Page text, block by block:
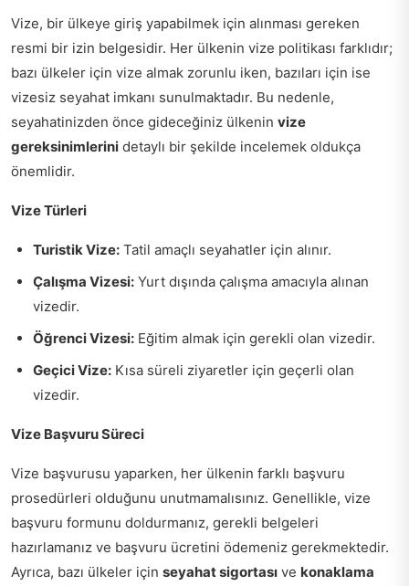
Vize, bir ülkeye giriş yapabilmek için alınması gereken
resmi bir izin belgesidir. Her ülkenin vize politikası farklıdır;
bazı ülkeler için vize almak zorunlu iken, bazıları için ise
vizesiz seyahat imkanı sunulmaktadır. Bu nedenle,
seyahatinizden önce gideceğiniz ülkenin vize
gereksinimlerini detaylı bir şekilde incelemek oldukça
önemlidir.
Vize Türleri
Turistik Vize: Tatil amaçlı seyahatler için alınır.
Çalışma Vizesi: Yurt dışında çalışma amacıyla alınan
vizedir.
Öğrenci Vizesi: Eğitim almak için gerekli olan vizedir.
Geçici Vize: Kısa süreli ziyaretler için geçerli olan
vizedir.
Vize Başvuru Süreci
Vize başvurusu yaparken, her ülkenin farklı başvuru
prosedürleri olduğunu unutmamalısınız. Genellikle, vize
başvuru formunu doldurmanız, gerekli belgeleri
hazırlamanız ve başvuru ücretini ödemeniz gerekmektedir.
Ayrıca, bazı ülkeler için seyahat sigortası ve konaklama